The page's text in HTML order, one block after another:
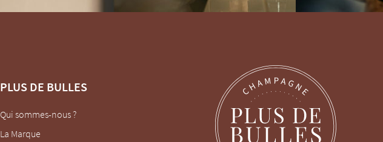
PLUS DE BULLES
Qui sommes-nous ?
La Marque